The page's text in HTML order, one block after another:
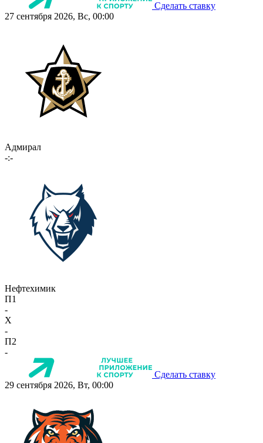
Сделать ставку
27 сентября 2026, Вс, 00:00
Адмирал
-:-
Нефтехимик
П1
-
X
-
П2
-
Сделать ставку
29 сентября 2026, Вт, 00:00